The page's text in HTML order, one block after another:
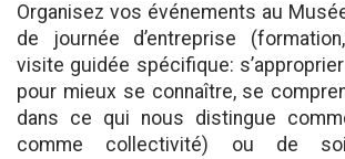
Organisez vos événements au Musée
de journée d’entreprise
visite guidée spécifique:
pour mieux se connaître, se
dans ce qui nous distingue
comme collectivité) ou de